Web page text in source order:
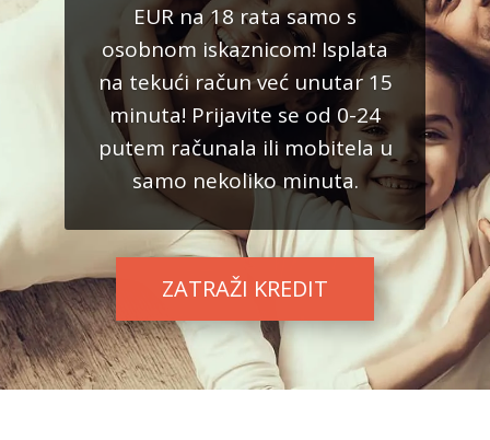
EUR na 18 rata samo s
osobnom iskaznicom! Isplata
na tekući račun već unutar 15
minuta! Prijavite se od 0-24
putem računala ili mobitela u
samo nekoliko minuta.
ZATRAŽI KREDIT